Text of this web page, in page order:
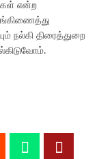
என்ற
நல்கி திரைத்துறை